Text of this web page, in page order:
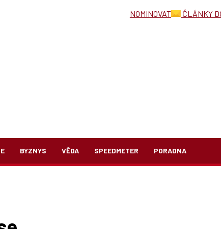
BYZNYS VĚDA SPEEDMETER PORADNA
NOMINOVAT ČLÁNKY